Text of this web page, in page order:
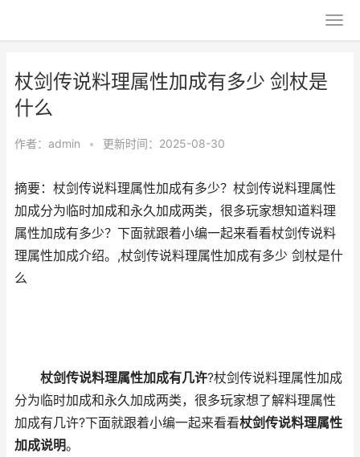
杖剑传说料理属性加成有多少 剑杖是
什么
作者： admin • 更新时间：2025-08-30
摘要：杖剑传说料理属性加成有多少？杖剑传说料理属性
加成分为临时加成和永久加成两类，很多玩家想知道料理
属性加成有多少？下面就跟着小编一起来看看杖剑传说料
理属性加成介绍。,杖剑传说料理属性加成有多少 剑杖是什
么
杖剑传说料理属性加成有几许?杖剑传说料理属性加成
分为临时加成和永久加成两类，很多玩家想了解料理属性
加成有几许?下面就跟着小编一起来看看杖剑传说料理属性
加成说明。